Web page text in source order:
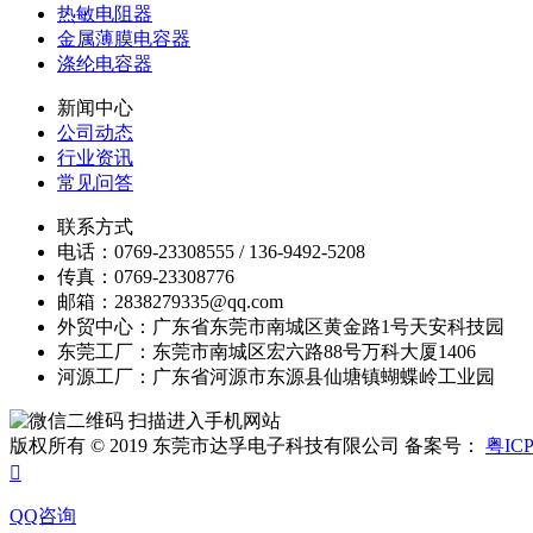
热敏电阻器
金属薄膜电容器
涤纶电容器
新闻中心
公司动态
行业资讯
常见问答
联系方式
电话：0769-23308555 / 136-9492-5208
传真：0769-23308776
邮箱：2838279335@qq.com
外贸中心：广东省东莞市南城区黄金路1号天安科技园
东莞工厂：东莞市南城区宏六路88号万科大厦1406
河源工厂：广东省河源市东源县仙塘镇蝴蝶岭工业园
扫描进入手机网站
版权所有 © 2019 东莞市达孚电子科技有限公司 备案号： 粤

QQ咨询